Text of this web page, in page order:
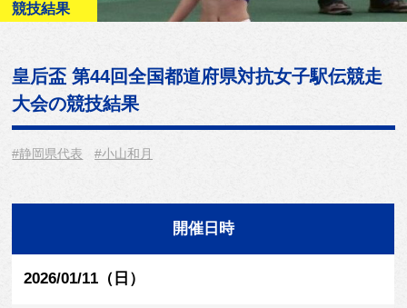
競技結果
皇后盃 第44回全国都道府県対抗女子駅伝競走
大会の競技結果
#静岡県代表 #小山和月
開催日時
2026/01/11（日）